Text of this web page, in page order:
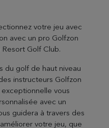
votre jeu avec
avec un pro Golfzon
Golf Club.
du golf de haut niveau
instructeurs Golfzon
vous
avec un
guidera à travers des
votre jeu, que